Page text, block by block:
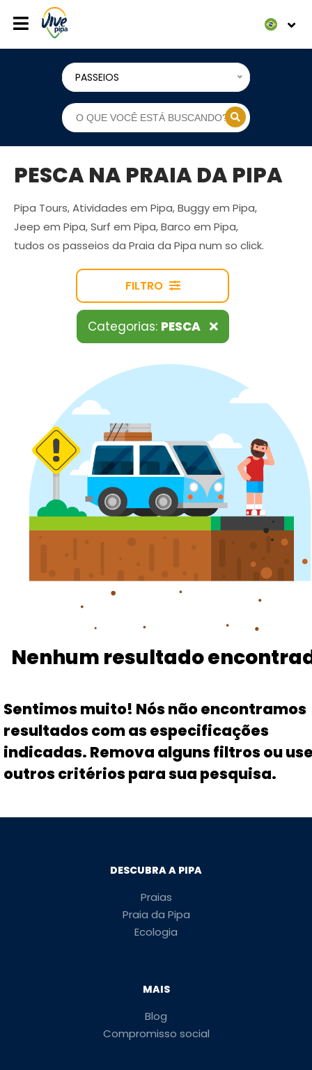
PASSEIOS
PESCA NA PRAIA DA PIPA
Pipa Tours, Atividades em Pipa, Buggy em Pipa,
Jeep em Pipa, Surf em Pipa, Barco em Pipa,
tudos os passeios da Praia da Pipa num so click.
FILTRO
Categorias: PESCA
Nenhum resultado
Sentimos muito! Nós não encontramos
resultados com as especificações
indicadas. Remova alguns filtros ou
outros critérios para sua pesquisa.
DESCUBRA A PIPA
Praias
Praia da Pipa
Ecologia
MAIS
Blog
Compromisso social